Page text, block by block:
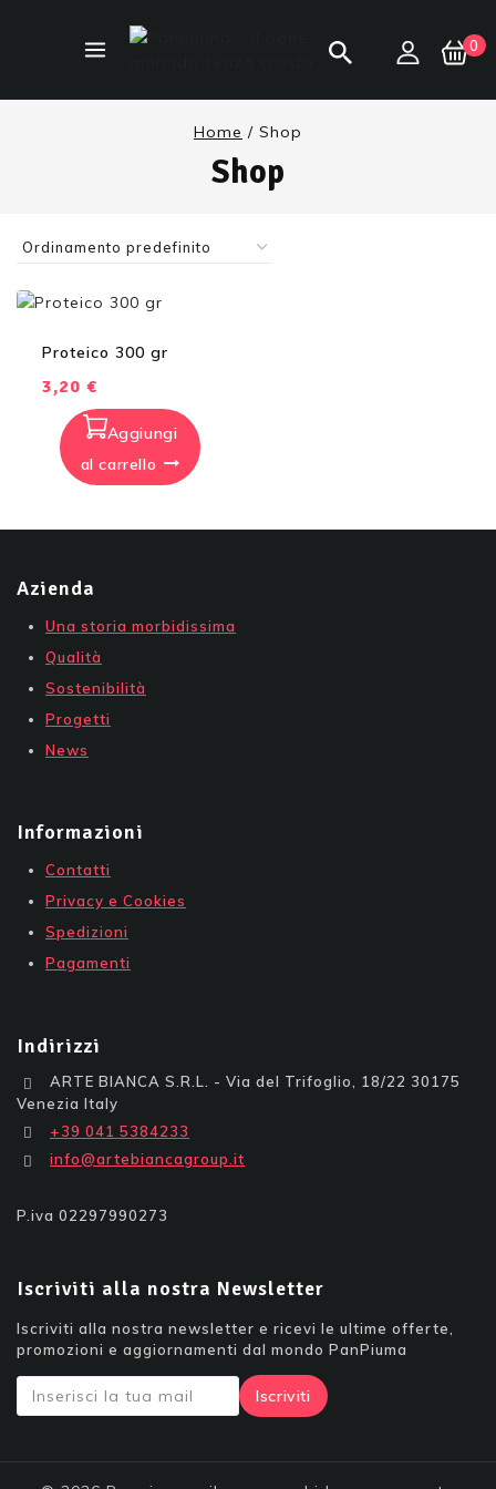
0
Home / Shop
Shop
Proteico 300 gr
3,20 €
Aggiungi
al carrello
Azienda
Una storia morbidissima
Qualità
Sostenibilità
Progetti
News
Informazioni
Contatti
Privacy e Cookies
Spedizioni
Pagamenti
Indirizzi
ARTE BIANCA S.R.L. - Via del Trifoglio, 18/22 30175
Venezia Italy
+39 041 5384233
info@artebiancagroup.it
P.iva 02297990273
Iscriviti alla nostra Newsletter
Iscriviti alla nostra newsletter e ricevi le ultime offerte,
promozioni e aggiornamenti dal mondo PanPiuma